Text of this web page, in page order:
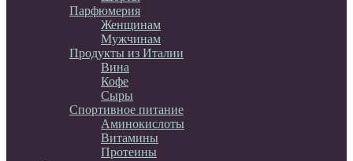
Парфюмерия
Женщинам
Мужчинам
Продукты из Италии
Вина
Кофе
Сыры
Спортивное питание
Аминокислоты
Витамины
Протеины